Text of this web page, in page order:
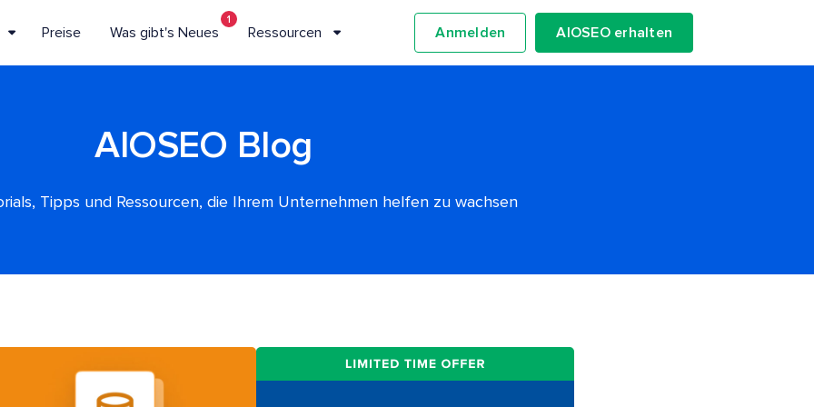
Preise Was gibt's Neues
1
Ressourcen Anmelden AIOSEO erhalten
AIOSEO Blog
Tipps und Ressourcen, die Ihrem Unternehmen helfen zu wachsen